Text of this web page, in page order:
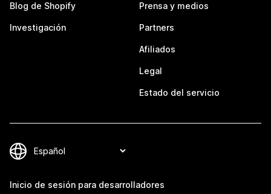
Blog de Shopify
Investigación
Prensa y medios
Partners
Afiliados
Legal
Estado del servicio
Inicio de sesión para desarrolladores